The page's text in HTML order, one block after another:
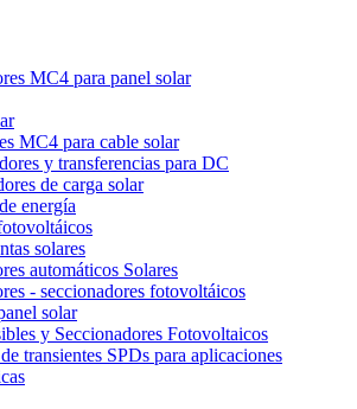
MC4 para panel solar
MC4 para cable solar
y transferencias para DC
de carga solar
energía
solares
automáticos Solares
- seccionadores fotovoltáicos
solar
y Seccionadores Fotovoltaicos
transientes SPDs para aplicaciones